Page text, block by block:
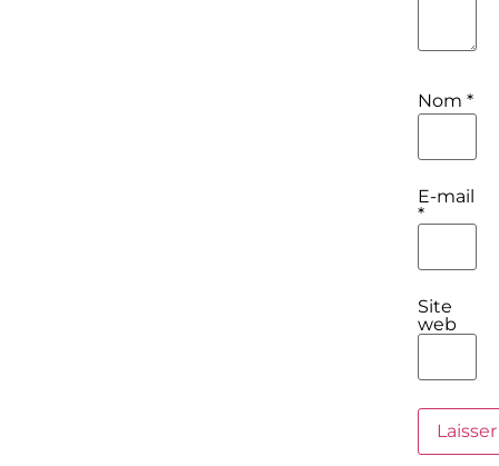
Nom *
E-mail
*
Site
web